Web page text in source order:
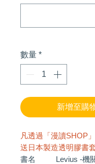
數量 *
新增至購
凡透過「漫讀SHOP
送日本製造透明膠書套
書名 Levius -機